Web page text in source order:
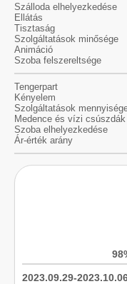
Szálloda elhelyezkedése
Ellátás
Tisztaság
Szolgáltatások minősége
Animáció
Szoba felszereltsége
Tengerpart
Kényelem
Szolgáltatások
Medence és vízi csúszdák
Szoba elhelyezkedése
Ár-érték arány
2023.09.29-